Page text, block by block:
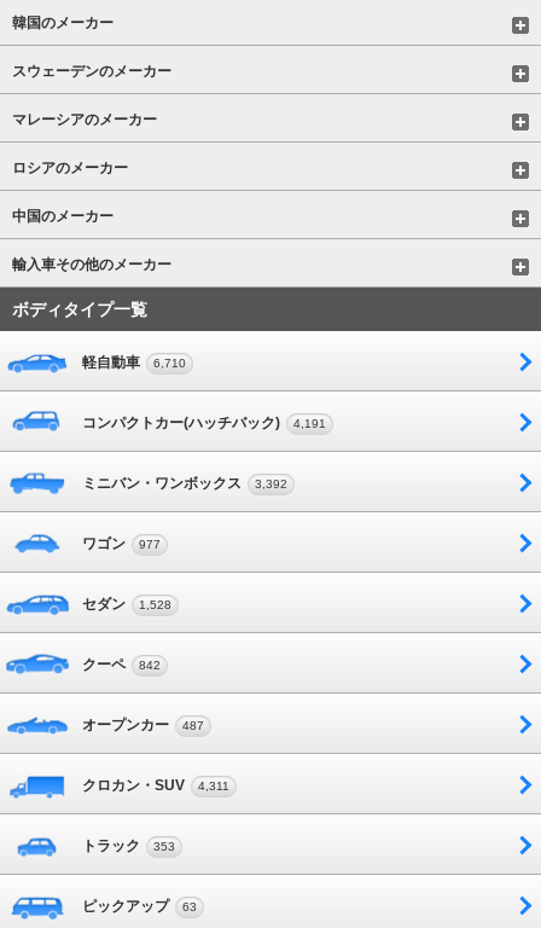
韓国のメーカー
スウェーデンのメーカー
マレーシアのメーカー
ロシアのメーカー
中国のメーカー
輸入車その他のメーカー
ボディタイプ一覧
軽自動車 6,710
コンパクトカー(ハッチバック) 4,191
ミニバン・ワンボックス 3,392
ワゴン 977
セダン 1,528
クーペ 842
オープンカー 487
クロカン・SUV 4,311
トラック 353
ピックアップ 63